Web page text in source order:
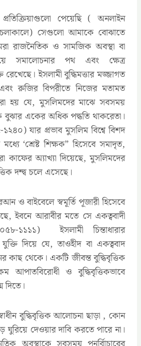
পেয়েছি ( অনলাইন
সেগুলো আমাকে বোঝাতে
রাজনৈতিক ও সামজিক অবস্থা বা
সমালোচনার পথ এবং ক্ষেত্র
ইসলামী বুদ্ধিমত্তার মজ্জাগত
রুজির বিপরীতে নিজের মতামত
হয় যে, ‍মুসলিমদের মাঝে সবসময়
বুঝার একের অধিক পদ্ধতি থাকরেতা।
যার প্রভাব মুসলিম বিশ্বে বিশদ
‘শ্রেষ্ট শিক্ষক” হিসেবে সমাদৃত,
কাফের অ্যাখ্যা দিয়েছে, মুসলিমদের
দন্দ্ব চলে এসেছে।
ও বাইবেলে স্বমূর্তি পূজারী হিসেবে
ইবনে আরাবীর মতে সে একত্ববাদী
১১১১) ইসলামী চিন্তাধারার
দিয়ে যে, তাওহীদ বা একত্ববাদ
কাছ থেকে। একটি জীবন্ত বুদ্ধিবৃত্তিক
আপাতবিরোধী ও বুদ্ধিবৃত্তিকভাবে
দিতে।
বুদ্ধিবৃত্তিক আলোচনা ছাড়া , কোন
ঘুরিয়ে দেওয়ার দাবি করতে পারে না।